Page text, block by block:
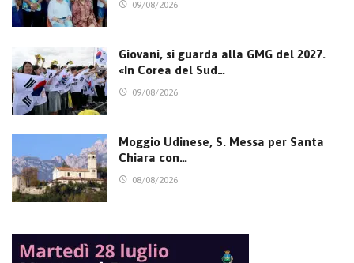
09/08/2026
Giovani, si guarda alla GMG del 2027.
«In Corea del Sud…
09/08/2026
Moggio Udinese, S. Messa per Santa
Chiara con…
08/08/2026